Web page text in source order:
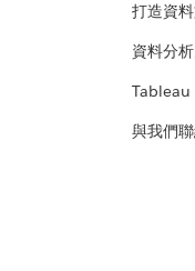
打造資
資料分
Tableau
與我們